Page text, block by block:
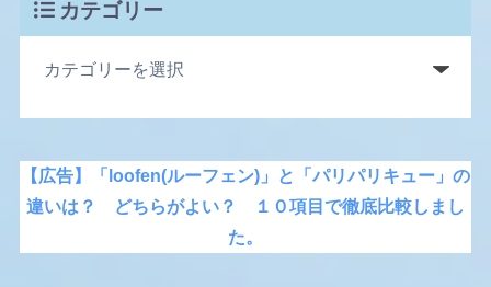
カテゴリー
【広告】「loofen(ルーフェン)」と「パリパリキュー」の
違いは？ どちらがよい？ １０項目で徹底比較しまし
た。